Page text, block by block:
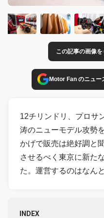
この記事の画像を
Motor Fan のニュー
12チリンドリ、プロサ
涛のニューモデル攻勢
かげで販売は絶好調と
させるべく東京に新た
た。運営するのはなん
INDEX